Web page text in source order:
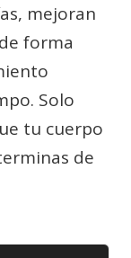
mejoran
forma
Solo
tu cuerpo
de